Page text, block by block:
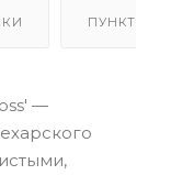
ПУНКТЫ
—